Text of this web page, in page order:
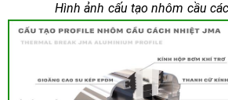
Hình ảnh cấu tạo nhôm cầu